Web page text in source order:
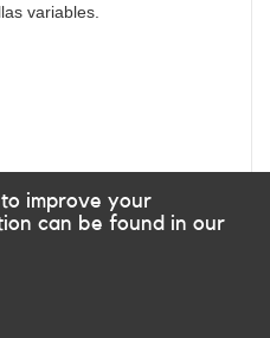
variables.
improve your
can be found in our